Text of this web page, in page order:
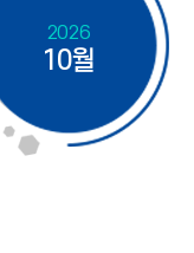
2026
10월